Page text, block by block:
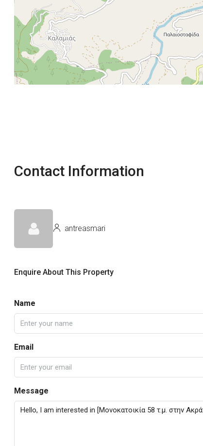
Contact Information
antreasmari
Enquire About This Property
Name
Email
Message